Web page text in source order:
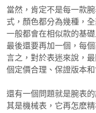
當然，肯定不是每一款
式，顏色都分為幾種，
一般都會在相似款的基
最後還要再加一個，每
言之，對於表迷來說，
個定價合理、保證版本和
還有一個問題就是腕表
其是機械表，它再怎麽